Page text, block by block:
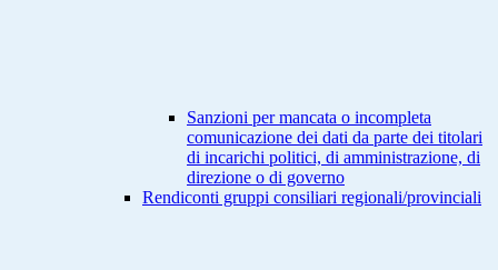
Sanzioni per mancata o incompleta
comunicazione dei dati da parte dei titolari
di incarichi politici, di amministrazione, di
direzione o di governo
Rendiconti gruppi consiliari regionali/provinciali